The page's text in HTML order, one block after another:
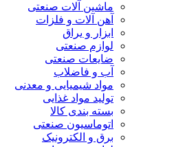
ماشین آلات صنعتی
آهن آلات و فلزات
ابزار و یراق
لوازم صنعتی
ضایعات صنعتی
آب و فاضلاب
مواد شیمیایی و معدنی
تولید مواد غذایی
بسته بندی کالا
اتوماسیون صنعتی
برق و الکترونیک